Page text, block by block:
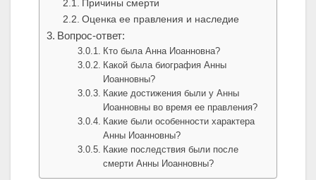
Причины смерти
Оценка ее правления и наследие
Вопрос-ответ:
Кто была Анна Иоанновна?
Какой была биография Анны
Иоанновны?
Какие достижения были у Анны
Иоанновны во время ее правления?
Какие были особенности характера
Анны Иоанновны?
Какие последствия были после
смерти Анны Иоанновны?